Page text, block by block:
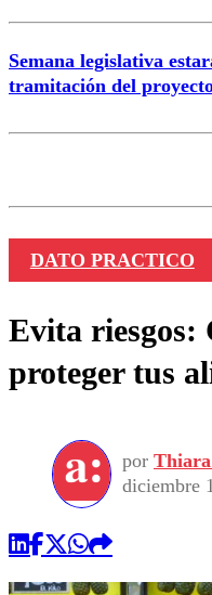
Semana legislativa
tramitación del
DATO PRACTICO
Evita riesgos:
proteger tus
por
diciembre